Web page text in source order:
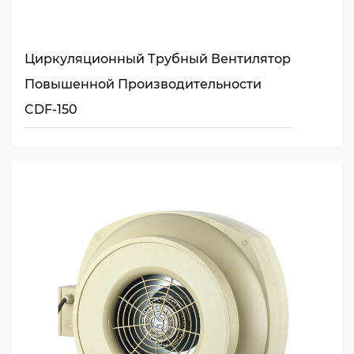
Циркуляционный Трубный Вентилятор
Повышенной Производительности
CDF-150